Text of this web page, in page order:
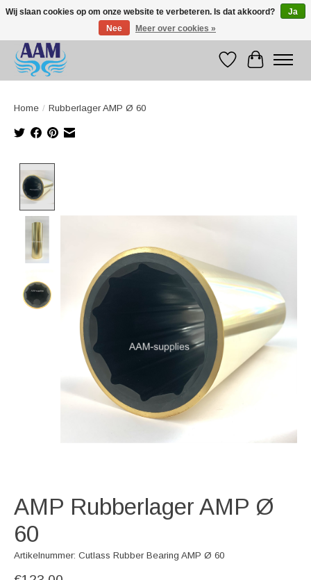
Competitive prices fast international delivery
Verlanglijst
Home / Rubberlager AMP Ø 60
AMP Rubberlager AMP Ø
60
Artikelnummer: Cutlass Rubber Bearing AMP Ø 60
Wij slaan cookies op om onze website te verbeteren. Is dat akkoord?
Ja
Nee
Meer over cookies »